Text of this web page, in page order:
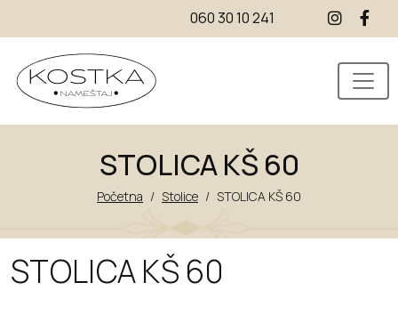
060 30 10 241
STOLICA KŠ 60
Početna / Stolice / STOLICA KŠ 60
STOLICA KŠ 60